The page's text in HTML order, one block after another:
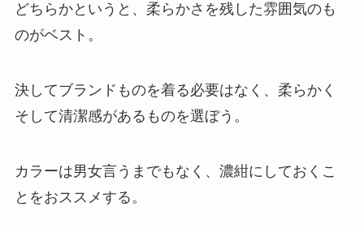
どちらかというと、柔らかさを残した雰囲気のも
のがベスト。
決してブランドものを着る必要はなく、柔らかく
そして清潔感があるものを選ぼう。
カラーは男女言うまでもなく、濃紺にしておくこ
とをおススメする。